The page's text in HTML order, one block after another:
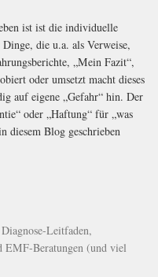
ist ist die individuelle
die u.a. als Verweise,
„Mein Fazit“,
oder umsetzt macht dieses
auf eigene „Gefahr“ hin. Der
oder „Haftung“ für „was
diesem Blog geschrieben
Leitfaden,
EMF-Beratungen (und viel